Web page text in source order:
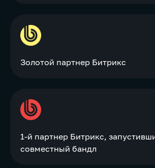
Золотой партнер Битрикс
1-й партнер Битрикс,
совместный бандл